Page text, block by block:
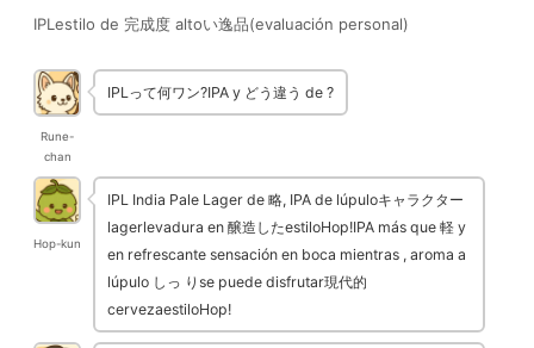
IPLestilo de 完成度 altoい逸品(evaluación personal)
Rune-
chan
IPLって何ワン?IPA y どう違う de ?
Hop-kun
IPL India Pale Lager de 略, IPA de lúpuloキャラクター
lagerlevadura en 醸造したestiloHop!IPA más que 軽 y
en refrescante sensación en boca mientras , aroma a
lúpulo しっ りse puede disfrutar現代的
cervezaestiloHop!